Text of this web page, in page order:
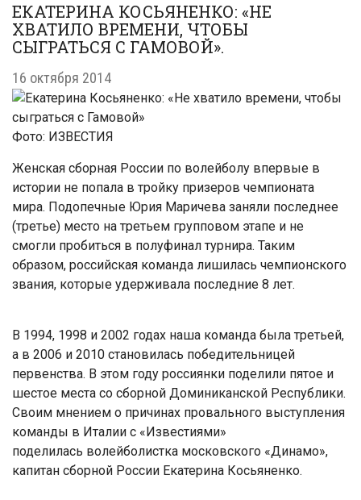
ЕКАТЕРИНА КОСЬЯНЕНКО: «НЕ
ХВАТИЛО ВРЕМЕНИ, ЧТОБЫ
СЫГРАТЬСЯ С ГАМОВОЙ».
16 октября 2014
Фото: ИЗВЕСТИЯ
Женская сборная России по волейболу впервые в
истории не попала в тройку призеров чемпионата
мира. Подопечные Юрия Маричева заняли последнее
(третье) место на третьем групповом этапе и не
смогли пробиться в полуфинал турнира. Таким
образом, российская команда лишилась чемпионского
звания, которые удерживала последние 8 лет.
В 1994, 1998 и 2002 годах наша команда была третьей,
а в 2006 и 2010 становилась победительницей
первенства. В этом году россиянки поделили пятое и
шестое места со сборной Доминиканской Республики.
Своим мнением о причинах провального выступления
команды в Италии с «Известиями»
поделилась волейболистка московского «Динамо»,
капитан сборной России Екатерина Косьяненко.